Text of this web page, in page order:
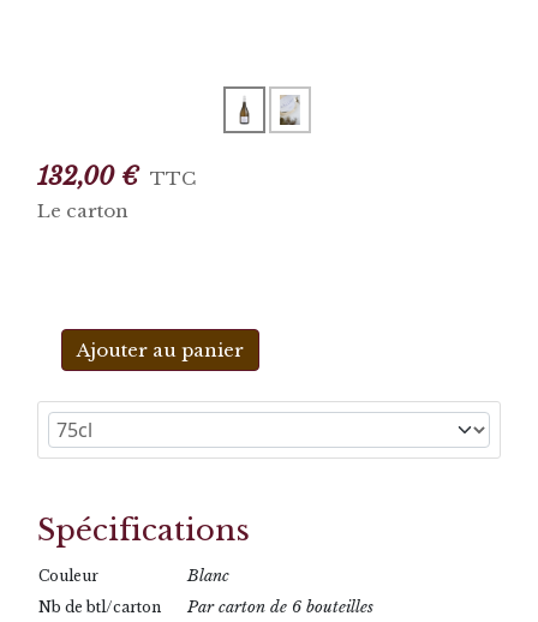
132,00 € TTC
Le carton
Ajouter au panier
Spécifications
Couleur Blanc
Nb de btl/carton Par carton de 6 bouteilles